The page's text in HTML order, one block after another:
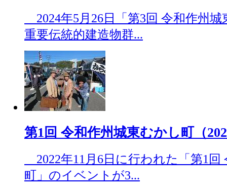
2024年5月26日「第3回 令和作州
重要伝統的建造物群...
第1回 令和作州城東むかし町（
2022年11月6日に行われた「第1回
町」のイベントが3...